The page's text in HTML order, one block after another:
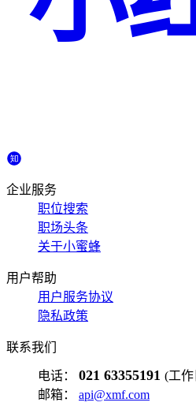
企业服务
职位搜索
职场头条
关于小蜜蜂
用户帮助
用户服务协议
隐私政策
联系我们
电话： 021 63355191 (工作
邮箱： api@xmf.com